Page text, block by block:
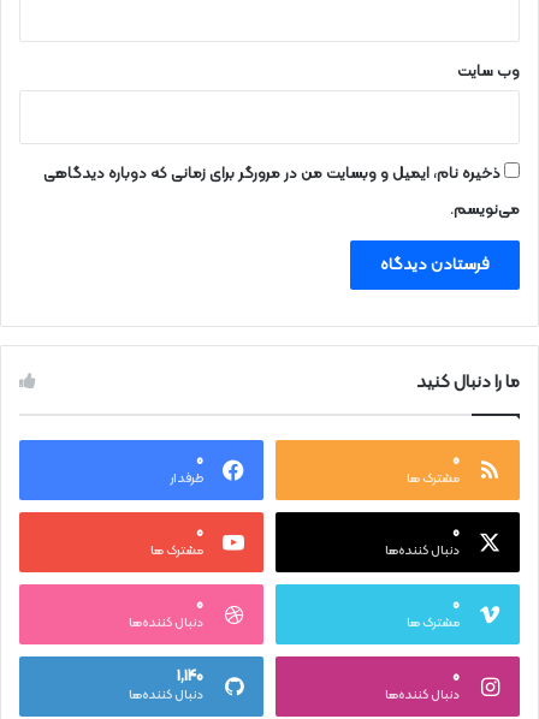
ت
ر
ق
وب‌ سایت
ذخیره نام، ایمیل و وبسایت من در مرورگر برای زمانی که دوباره دیدگاهی
می‌نویسم.
ما را دنبال کنید
۰
مشترک ها
۰
طرفدار
۰
دنبال کننده‌ها
۰
مشترک ها
۰
مشترک ها
۰
دنبال کننده‌ها
۰
دنبال کننده‌ها
۱,۱۴۰
دنبال کننده‌ها